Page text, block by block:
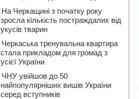
На Черкащині з початку року
зросла кількість постраждалих від
укусів тварин
Черкаська тренувальна квартира
стала прикладом для громад з
усієї України
ЧНУ увійшов до 50
найпопулярніших вишів України
серед вступників